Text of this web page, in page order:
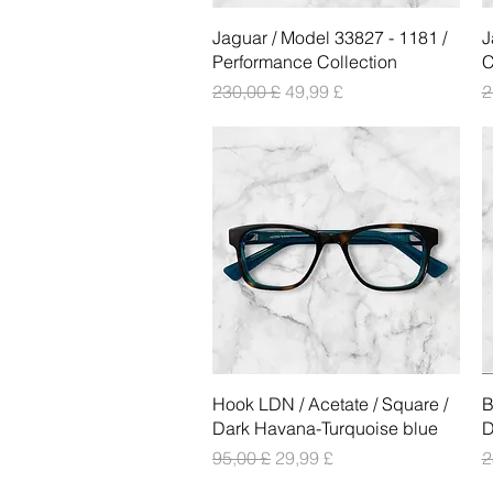
Vista rapida
Jaguar / Model 33827 - 1181 /
Performance Collection
Prezzo regolare
230,00 £ Prezzo scontato
49,99 £
Vista rapida
Hook LDN / Acetate / Square /
Dark Havana-Turquoise blue
Prezzo regolare
95,00 £ Prezzo scontato
29,99 £